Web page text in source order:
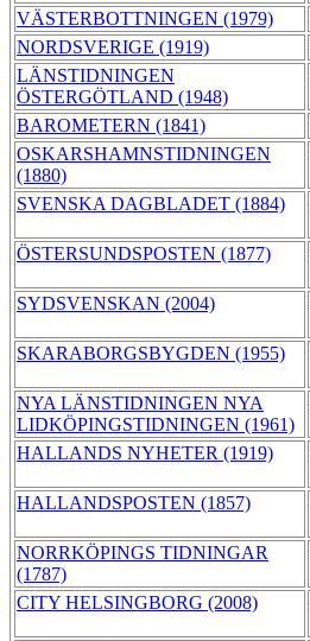
VÄSTERBOTTNINGEN (1979)
NORDSVERIGE (1919)
LÄNSTIDNINGEN
ÖSTERGÖTLAND (1948)
BAROMETERN (1841)
OSKARSHAMNSTIDNINGEN
(1880)
SVENSKA DAGBLADET (1884)
ÖSTERSUNDSPOSTEN (1877)
SYDSVENSKAN (2004)
SKARABORGSBYGDEN (1955)
NYA LÄNSTIDNINGEN NYA
LIDKÖPINGSTIDNINGEN (1961)
HALLANDS NYHETER (1919)
HALLANDSPOSTEN (1857)
NORRKÖPINGS TIDNINGAR
(1787)
CITY HELSINGBORG (2008)